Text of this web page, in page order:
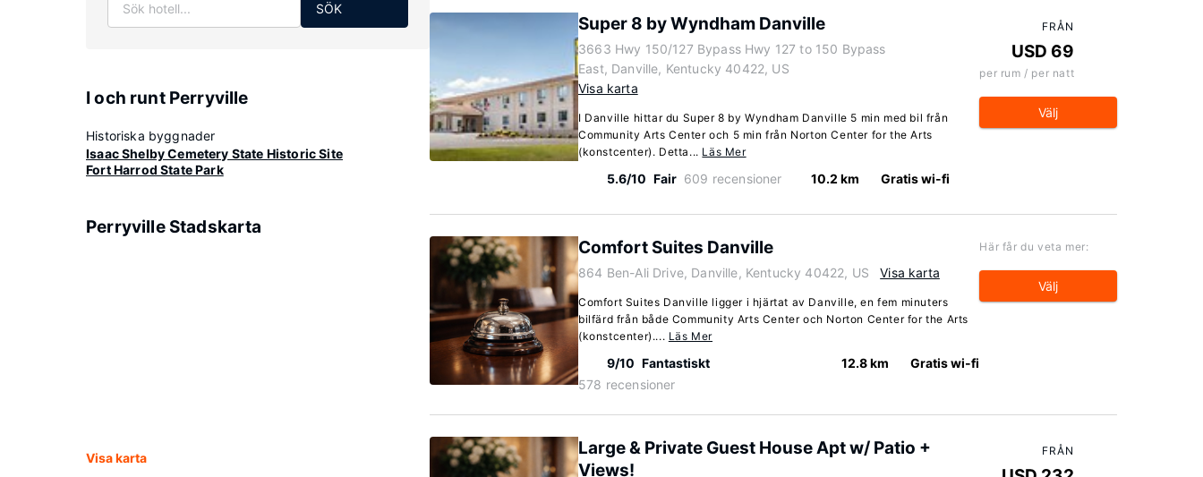
SÖK
I och runt Perryville
Historiska byggnader
Isaac Shelby Cemetery State Historic Site
Fort Harrod State Park
Perryville Stadskarta
Visa karta
Super 8 by Wyndham Danville
3663 Hwy 150/127 Bypass Hwy 127 to 150 Bypass
East, Danville, Kentucky 40422, US
Visa karta
I Danville hittar du Super 8 by Wyndham Danville 5 min med bil från
Community Arts Center och 5 min från Norton Center for the Arts
(konstcenter). Detta... Läs Mer
5.6/10 Fair 609 recensioner 10.2 km Gratis wi-fi
FRÅN
USD 69
per rum / per natt
Välj
Comfort Suites Danville
864 Ben-Ali Drive, Danville, Kentucky 40422, US Visa karta
Comfort Suites Danville ligger i hjärtat av Danville, en fem minuters
bilfärd från både Community Arts Center och Norton Center for the Arts
(konstcenter).... Läs Mer
9/10 Fantastiskt
578 recensioner
12.8 km Gratis wi-fi
Här får du veta mer:
Välj
Large & Private Guest House Apt w/ Patio +
Views!
FRÅN